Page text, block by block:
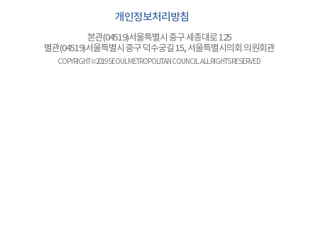
개인정보처리방침
본관(04519)서울특별시 중구 세종대로 125
별관(04519)서울특별시 중구 덕수궁길 15, 서울특별시의회 의원회관
COPYRIGHT © 2019 SEOUL METROPOLITAN COUNCIL. ALL RIGHTS RESERVED